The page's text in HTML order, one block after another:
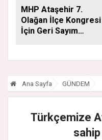
MHP Ataşehir 7.
Olağan İlçe Kongresi
İçin Geri Sayım
Ana Sayfa GÜNDEM
Türkçemize
sahip